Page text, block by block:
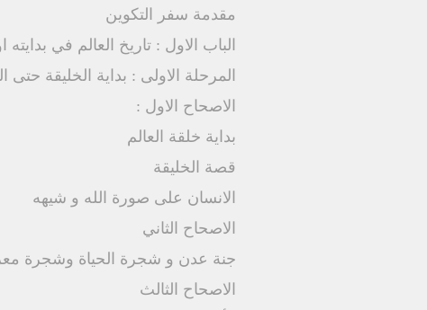
مقدمة سفر التكوين
الباب الاول : تاريخ العالم في بدايته
المرحلة الاولى : بداية الخليقة
الاصحاح الاول :
بداية خلقة العالم
قصة الخليقة
الانسان على صورة الله و شيهه
الاصحاح الثاني
جنة عدن و شجرة الحياة وشجرة
الاصحاح الثالث